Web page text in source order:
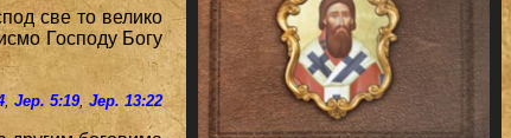
све то велико
Господу Богу
,Јер. 5:19,Јер. 13:22